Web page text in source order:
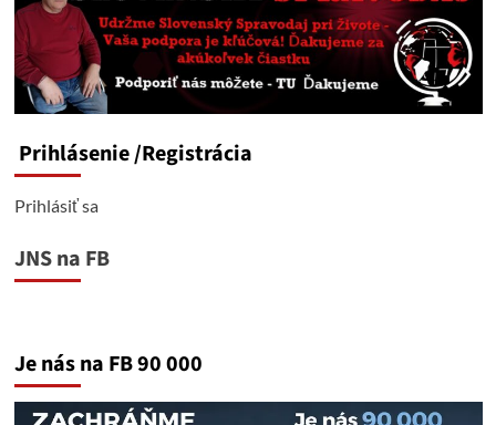
Prihlásenie/Registrácia
Prihlásiť sa
JNS na FB
Je nás na FB 90 000